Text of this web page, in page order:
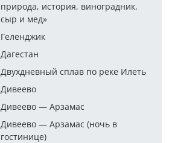
природа, история, виноградник,
сыр и мед»
Геленджик
Дагестан
Двухдневный сплав по реке Илеть
Дивеево
Дивеево — Арзамас
Дивеево — Арзамас (ночь в
гостинице)